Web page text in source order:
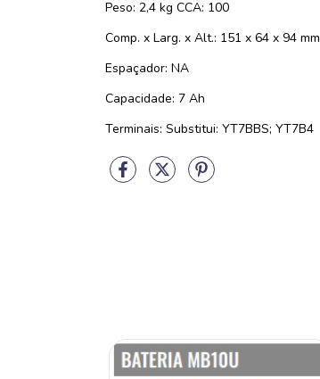
Peso: 2,4 kg CCA: 100
Comp. x Larg. x Alt.: 151 x 64 x 94 mm
Espaçador: NA
Capacidade: 7 Ah
Terminais: Substitui: YT7BBS; YT7B4